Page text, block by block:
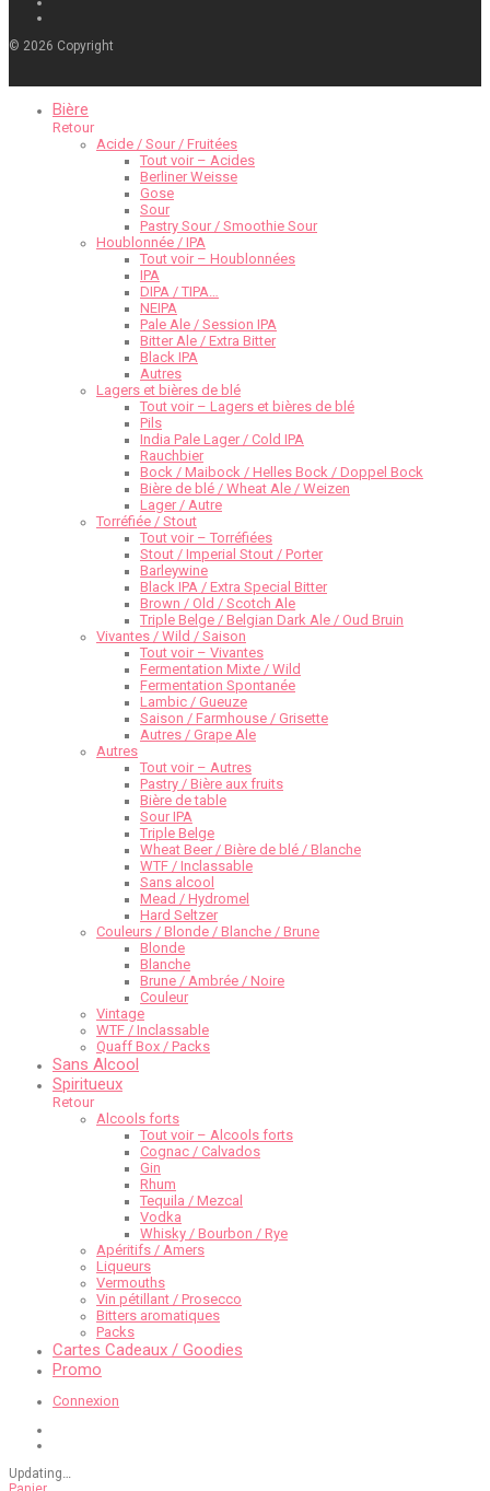
© 2026 Copyright
Bière
Retour
Acide / Sour / Fruitées
Tout voir – Acides
Berliner Weisse
Gose
Sour
Pastry Sour / Smoothie Sour
Houblonnée / IPA
Tout voir – Houblonnées
IPA
DIPA / TIPA…
NEIPA
Pale Ale / Session IPA
Bitter Ale / Extra Bitter
Black IPA
Autres
Lagers et bières de blé
Tout voir – Lagers et bières de blé
Pils
India Pale Lager / Cold IPA
Rauchbier
Bock / Maibock / Helles Bock / Doppel Bock
Bière de blé / Wheat Ale / Weizen
Lager / Autre
Torréfiée / Stout
Tout voir – Torréfiées
Stout / Imperial Stout / Porter
Barleywine
Black IPA / Extra Special Bitter
Brown / Old / Scotch Ale
Triple Belge / Belgian Dark Ale / Oud Bruin
Vivantes / Wild / Saison
Tout voir – Vivantes
Fermentation Mixte / Wild
Fermentation Spontanée
Lambic / Gueuze
Saison / Farmhouse / Grisette
Autres / Grape Ale
Autres
Tout voir – Autres
Pastry / Bière aux fruits
Bière de table
Sour IPA
Triple Belge
Wheat Beer / Bière de blé / Blanche
WTF / Inclassable
Sans alcool
Mead / Hydromel
Hard Seltzer
Couleurs / Blonde / Blanche / Brune
Blonde
Blanche
Brune / Ambrée / Noire
Couleur
Vintage
WTF / Inclassable
Quaff Box / Packs
Sans Alcool
Spiritueux
Retour
Alcools forts
Tout voir – Alcools forts
Cognac / Calvados
Gin
Rhum
Tequila / Mezcal
Vodka
Whisky / Bourbon / Rye
Apéritifs / Amers
Liqueurs
Vermouths
Vin pétillant / Prosecco
Bitters aromatiques
Packs
Cartes Cadeaux / Goodies
Promo
Connexion
Updating…